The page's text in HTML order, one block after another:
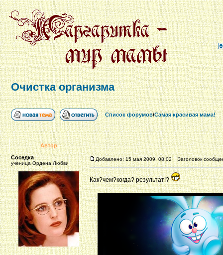
Очистка организма
Список форумов/Самая красивая мама!
Автор
Соседка
ученица Ордена Любви
Добавлено: 15 мая 2009, 08:02 Заголовок
Как?чем?когда? результат!?
_________________